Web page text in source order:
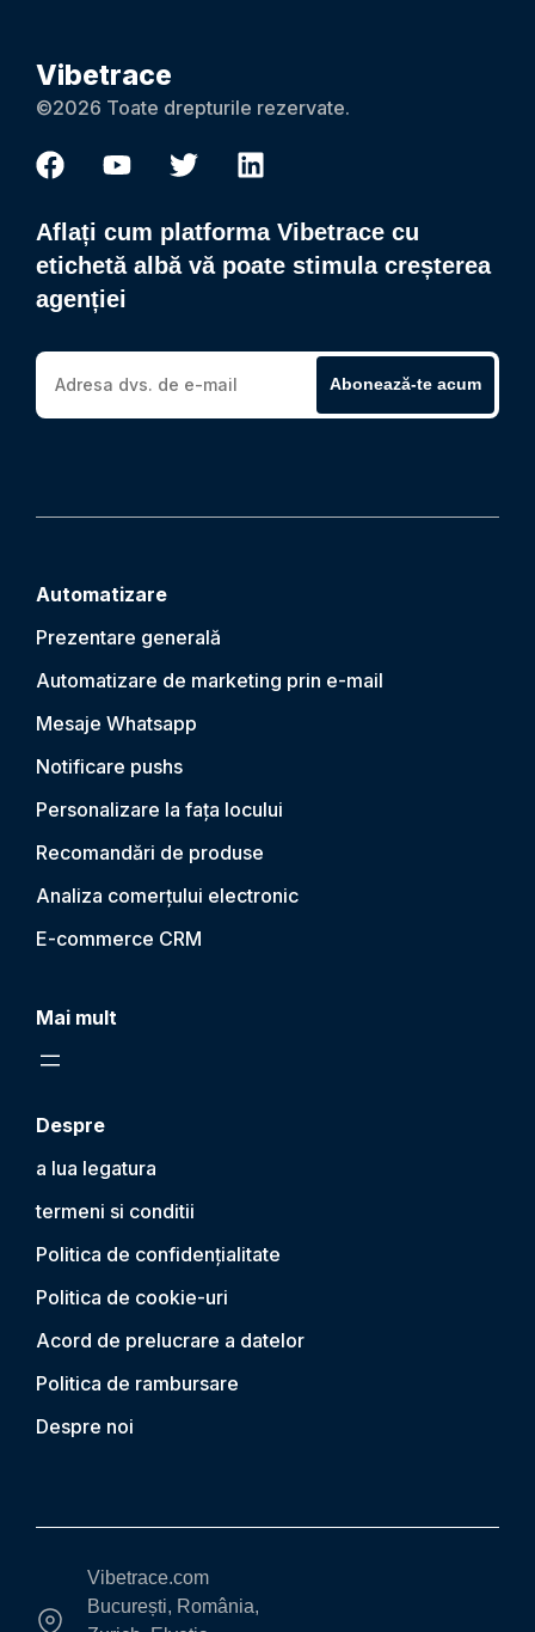
Vibetrace
©2026 Toate drepturile rezervate.
Aflați cum platforma Vibetrace cu
etichetă albă vă poate stimula creșterea
agenției
Abonează-te acum
Automatizare
Prezentare generală
Automatizare de marketing prin e-mail
Mesaje Whatsapp
Notificare pushs
Personalizare la fața locului
Recomandări de produse
Analiza comerțului electronic
E-commerce CRM
Mai mult
Despre
a lua legatura
termeni si conditii
Politica de confidențialitate
Politica de cookie-uri
Acord de prelucrare a datelor
Politica de rambursare
Despre noi
Vibetrace.com
București, România,